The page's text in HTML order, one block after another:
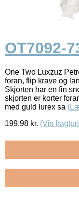
OT7092-
One Two Luxzuz
foran, flip krave og
Skjorten har en fin
skjorten er korter
med guld lurex sa
199.98 kr. (Vis